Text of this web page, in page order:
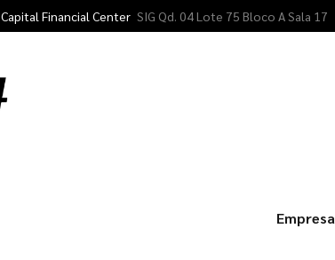
Capital Financial Center SIG Qd. 04 Lote 75 Bloco A Sala 17
Empresa